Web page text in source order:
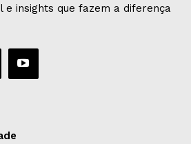
e insights que fazem a diferença